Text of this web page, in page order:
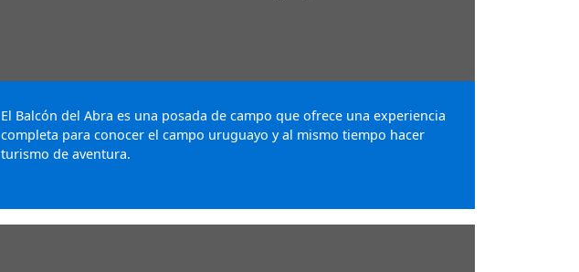
El Balcón del Abra es una posada de campo que ofrece una experiencia
completa para conocer el campo uruguayo y al mismo tiempo hacer
turismo de aventura.